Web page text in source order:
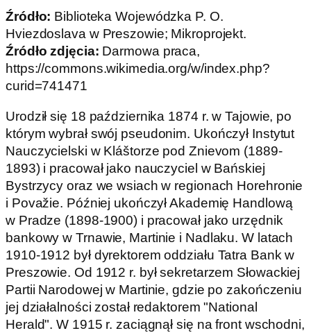
Źródło: Biblioteka Wojewódzka P. O.
Hviezdoslava w Preszowie; Mikroprojekt.
Źródło zdjęcia: Darmowa praca,
https://commons.wikimedia.org/w/index.php?
curid=741471
Urodził się 18 października 1874 r. w Tajowie, po
którym wybrał swój pseudonim. Ukończył Instytut
Nauczycielski w Kláštorze pod Znievom (1889-
1893) i pracował jako nauczyciel w Bańskiej
Bystrzycy oraz we wsiach w regionach Horehronie
i Považie. Później ukończył Akademię Handlową
w Pradze (1898-1900) i pracował jako urzędnik
bankowy w Trnawie, Martinie i Nadlaku. W latach
1910-1912 był dyrektorem oddziału Tatra Bank w
Preszowie. Od 1912 r. był sekretarzem Słowackiej
Partii Narodowej w Martinie, gdzie po zakończeniu
jej działalności został redaktorem "National
Herald". W 1915 r. zaciągnął się na front wschodni,